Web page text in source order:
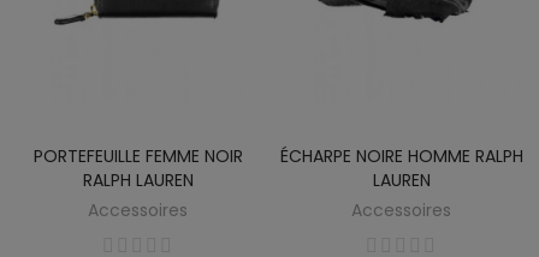
PORTEFEUILLE FEMME NOIR
RALPH LAUREN
Accessoires
ÉCHARPE NOIRE HOMME RALPH
LAUREN
Accessoires